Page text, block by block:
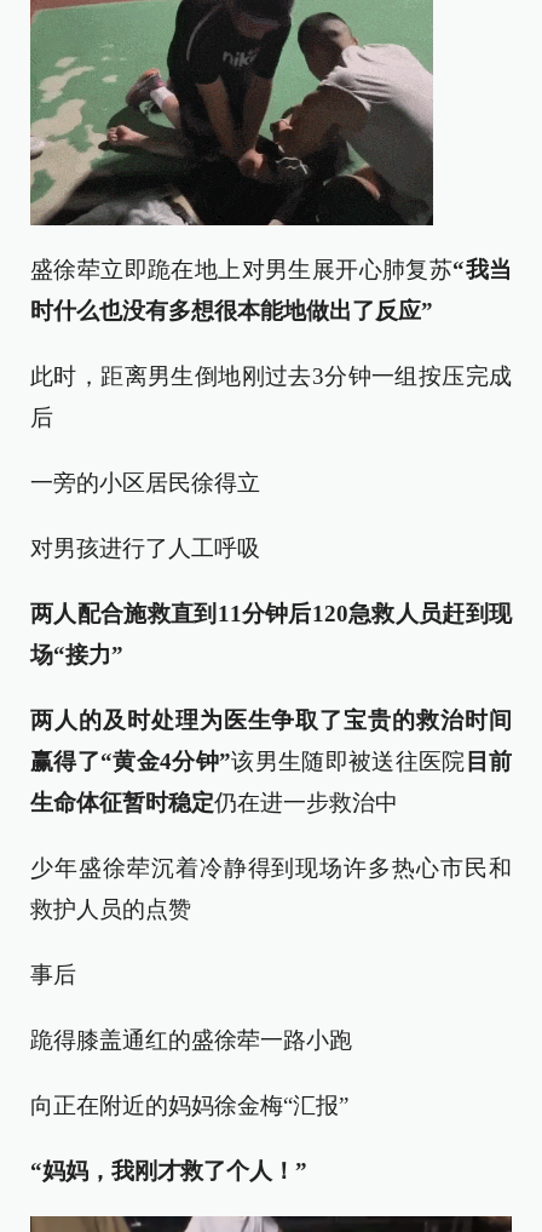
盛徐荦立即跪在地上对男生展开心肺复苏“我当
时什么也没有多想很本能地做出了反应”
此时，距离男生倒地刚过去3分钟一组按压完成
后
一旁的小区居民徐得立
对男孩进行了人工呼吸
两人配合施救直到11分钟后120急救人员赶到现
场“接力”
两人的及时处理为医生争取了宝贵的救治时间
赢得了“黄金4分钟”该男生随即被送往医院 目前
生命体征暂时稳定仍在进一步救治中
少年盛徐荦沉着冷静得到现场许多热心市民和
救护人员的点赞
事后
跪得膝盖通红的盛徐荦一路小跑
向正在附近的妈妈徐金梅“汇报”
“妈妈，我刚才救了个人！”